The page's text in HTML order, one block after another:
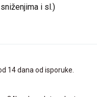
i sl.)
14 dana od isporuke.